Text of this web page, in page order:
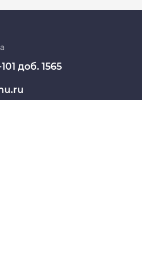
доб. 1565